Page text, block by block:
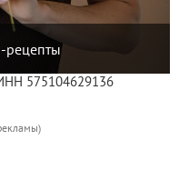
рецепты
575104629136